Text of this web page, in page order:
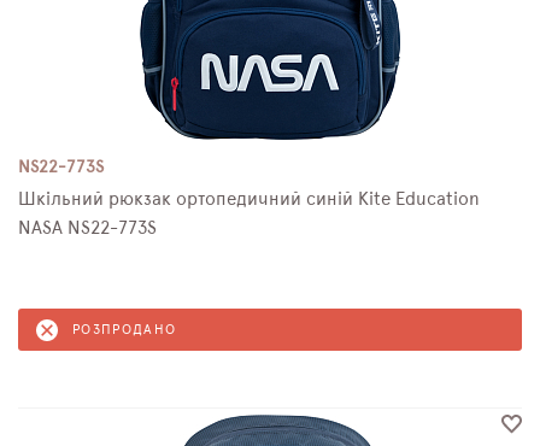
NS22-773S
Шкільний рюкзак ортопедичний синій Kite Education
NASA NS22-773S
РОЗПРОДАНО